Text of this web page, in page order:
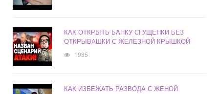
КАК ОТКРЫТЬ БАНКУ СГУЩЕНКИ БЕЗ
ОТКРЫВАШКИ С ЖЕЛЕЗНОЙ КРЫШКОЙ
1985
КАК ИЗБЕЖАТЬ РАЗВОДА С ЖЕНОЙ